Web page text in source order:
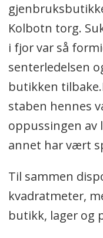
Kolbotn torg.
i fjor var så
senterledelsen
butikken
staben hennes
oppussingen av
annet har vært
Til sammen
kvadratmeter,
butikk, lager og